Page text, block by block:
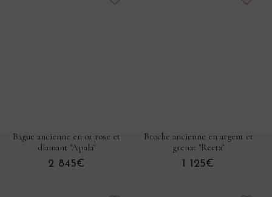
Bague ancienne en or rose et
diamant "Apala"
2 845€
Broche ancienne en argent et
grenat "Reeta"
1 125€